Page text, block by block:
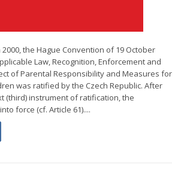
the Hague Convention of 19 October
Law, Recognition, Enforcement and
of Parental Responsibility and Measures for
was ratified by the Czech Republic. After
(third) instrument of ratification, the
force (cf. Article 61)....